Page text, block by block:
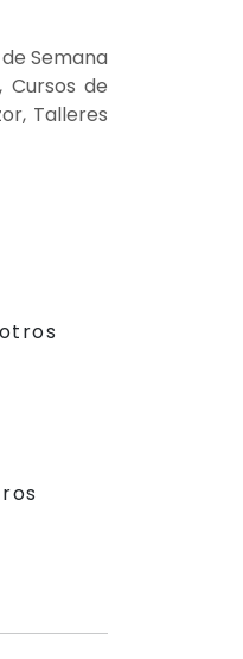
Semana
de
Talleres